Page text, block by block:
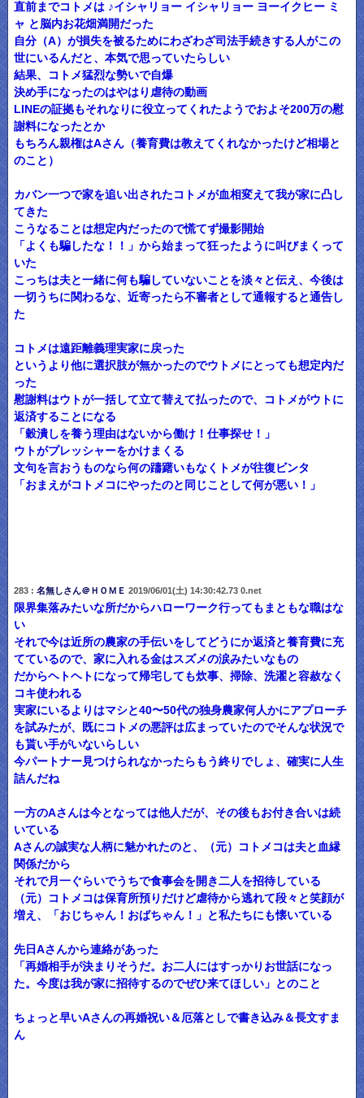
直前までコトメは ♪イシャリョー イシャリョー ヨーイクヒー ミ
ャ と脳内お花畑満開だった
自分（A）が損失を被るためにわざわざ司法手続きする人がこの
世にいるんだと、本気で思っていたらしい
結果、コトメ猛烈な勢いで自爆
決め手になったのはやはり虐待の動画
LINEの証拠もそれなりに役立ってくれたようでおよそ200万の慰
謝料になったとか
もちろん親権はAさん（養育費は教えてくれなかったけど相場と
のこと）
カバン一つで家を追い出されたコトメが血相変えて我が家に凸し
てきた
こうなることは想定内だったので慌てず撮影開始
「よくも騙したな！！」から始まって狂ったように叫びまくって
いた
こっちは夫と一緒に何も騙していないことを淡々と伝え、今後は
一切うちに関わるな、近寄ったら不審者として通報すると通告し
た
コトメは遠距離義理実家に戻った
というより他に選択肢が無かったのでウトメにとっても想定内だ
った
慰謝料はウトが一括して立て替えて払ったので、コトメがウトに
返済することになる
「穀潰しを養う理由はないから働け！仕事探せ！」
ウトがプレッシャーをかけまくる
文句を言おうものなら何の躊躇いもなくトメが往復ビンタ
「おまえがコトメコにやったのと同じことして何が悪い！」
283 : 名無しさん＠ＨＯＭＥ 2019/06/01(土) 14:30:42.73 0.net
限界集落みたいな所だからハローワーク行ってもまともな職はな
い
それで今は近所の農家の手伝いをしてどうにか返済と養育費に充
てているので、家に入れる金はスズメの涙みたいなもの
だからヘトヘトになって帰宅しても炊事、掃除、洗濯と容赦なく
コキ使われる
実家にいるよりはマシと40〜50代の独身農家何人かにアプローチ
を試みたが、既にコトメの悪評は広まっていたのでそんな状況で
も貰い手がいないらしい
今パートナー見つけられなかったらもう終りでしょ、確実に人生
詰んだね
一方のAさんは今となっては他人だが、その後もお付き合いは続
いている
Aさんの誠実な人柄に魅かれたのと、（元）コトメコは夫と血縁
関係だから
それで月一ぐらいでうちで食事会を開き二人を招待している
（元）コトメコは保育所預りだけど虐待から逃れて段々と笑顔が
増え、「おじちゃん！おばちゃん！」と私たちにも懐いている
先日Aさんから連絡があった
「再婚相手が決まりそうだ。お二人にはすっかりお世話になっ
た。今度は我が家に招待するのでぜひ来てほしい」とのこと
ちょっと早いAさんの再婚祝い＆厄落としで書き込み＆長文すま
ん